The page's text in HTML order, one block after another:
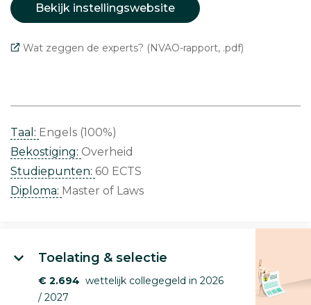
Bekijk instellingswebsite
Wat zeggen de experts? (NVAO-rapport, .pdf)
Taal: Engels (100%)
Bekostiging: Overheid
Studiepunten: 60 ECTS
Diploma: Master of Laws
Toelating & selectie
€ 2.694 wettelijk collegegeld in 2026
/ 2027